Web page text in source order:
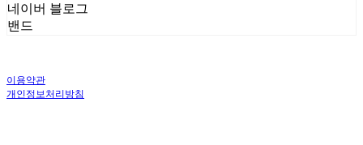
네이버 블로그
밴드
이용약관
개인정보처리방침